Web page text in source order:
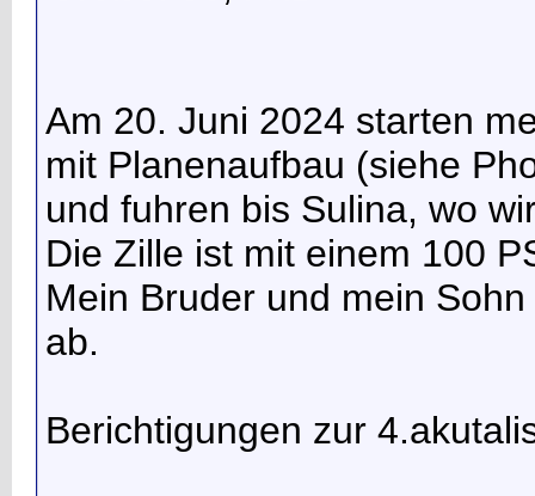
Am 20. Juni 2024 starten
mit Planenaufbau (siehe
und fuhren bis Sulina, wo
Die Zille ist mit einem 100
Mein Bruder und mein
ab.
Berichtigungen zur